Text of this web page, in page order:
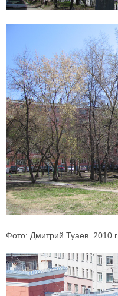
Фото: Дмитрий Туаев. 2010 г.